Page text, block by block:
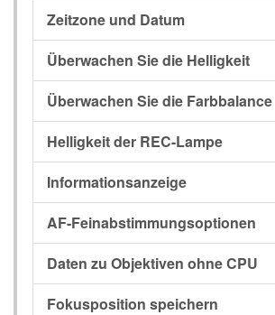
Zeitzone und Datum
Überwachen Sie die Helligkeit
Überwachen Sie die Farbbalance
Helligkeit der REC-Lampe
Informationsanzeige
AF-Feinabstimmungsoptionen
Daten zu Objektiven ohne CPU
Fokusposition speichern